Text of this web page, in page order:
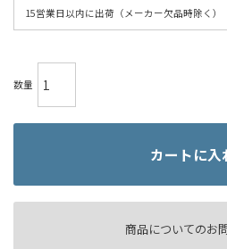
カートに入
商品についてのお